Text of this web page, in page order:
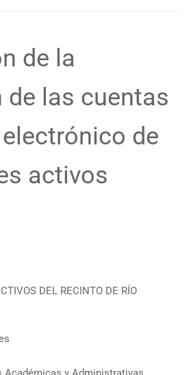
de la
de las cuentas
de
activos
DEL RECINTO DE RÍO